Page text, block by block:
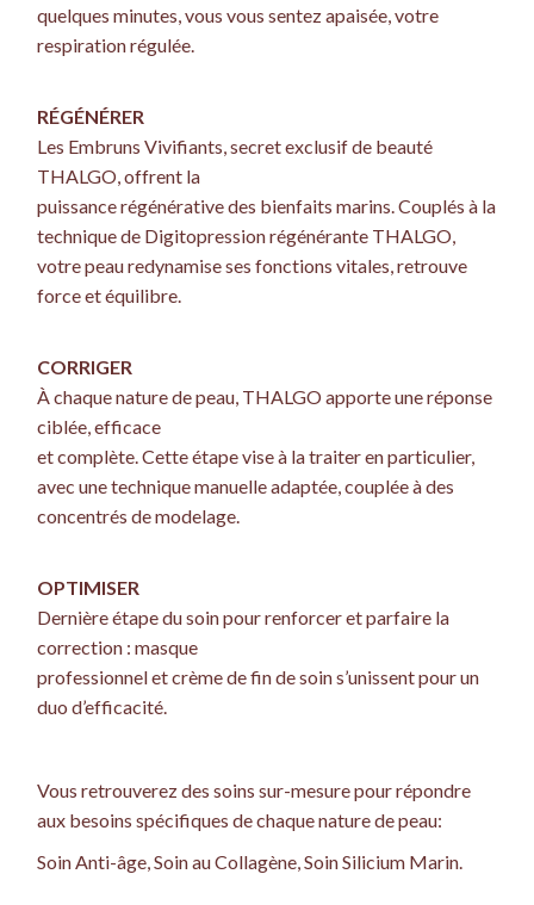
quelques minutes, vous vous sentez apaisée, votre
respiration régulée.
RÉGÉNÉRER
Les Embruns Vivifiants, secret exclusif de beauté
THALGO, offrent la
puissance régénérative des bienfaits marins. Couplés à la
technique de Digitopression régénérante THALGO,
votre peau redynamise ses fonctions vitales, retrouve
force et équilibre.
CORRIGER
À chaque nature de peau, THALGO apporte une réponse
ciblée, efficace
et complète. Cette étape vise à la traiter en particulier,
avec une technique manuelle adaptée, couplée à des
concentrés de modelage.
OPTIMISER
Dernière étape du soin pour renforcer et parfaire la
correction : masque
professionnel et crème de fin de soin s’unissent pour un
duo d’efficacité.
Vous retrouverez des soins sur-mesure pour répondre
aux besoins spécifiques de chaque nature de peau:
Soin Anti-âge, Soin au Collagène, Soin Silicium Marin.